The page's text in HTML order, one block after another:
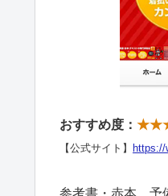
おすすめ度：
【公式サイト】 https://
参考書・赤本、予